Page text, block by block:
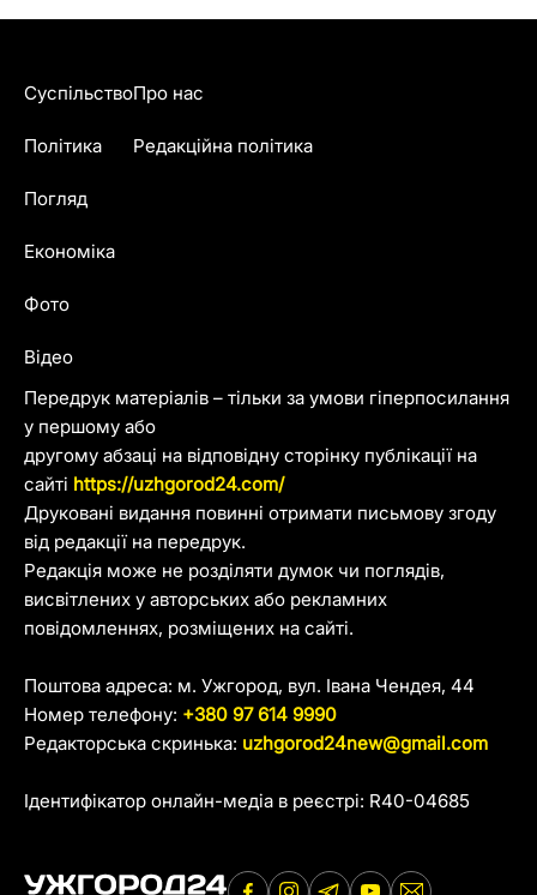
Передрук матеріалів – тільки за умови гіперпосилання
у першому або
другому абзаці на відповідну сторінку публікації на
сайті https://uzhgorod24.com/
Друковані видання повинні отримати письмову згоду
від редакції на передрук.
Редакція може не розділяти думок чи поглядів,
висвітлених у авторських або рекламних
повідомленнях, розміщених на сайті.
Поштова адреса: м. Ужгород, вул. Івана Чендея, 44
Номер телефону: +380 97 614 9990
Редакторська скринька: uzhgorod24new@gmail.com
Ідентифікатор онлайн-медіа в реєстрі: R40-04685
Суспільство
Політика
Погляд
Економіка
Фото
Відео
Про нас
Редакційна політика